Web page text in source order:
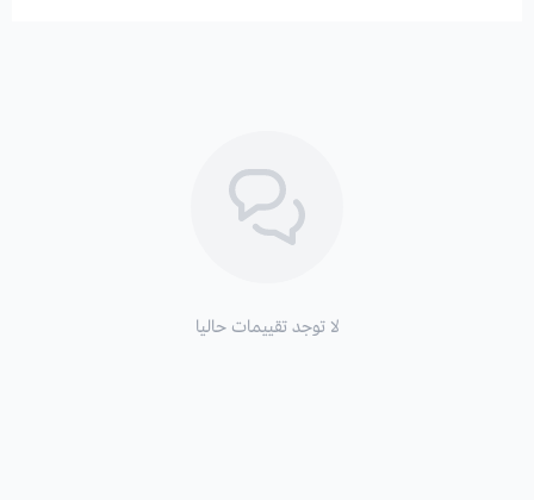
لا توجد تقييمات حاليا